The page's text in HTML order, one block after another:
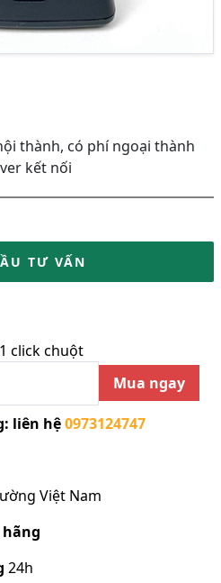
thành, có phí ngoại thành
kết nối
TƯ VẤN
click chuột
Mua ngay
liên hệ0973124747
Việt Nam
24h